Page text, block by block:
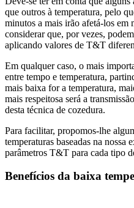
que outros à temperatura, pelo
minutos a mais irão afetá-los em
considerar que, por vezes,
aplicando valores de T&T
Em qualquer caso, o mais
entre tempo e temperatura,
mais baixa for a temperatura,
mais respeitosa será a
desta técnica de cozedura.
Para facilitar, propomos-lhe
temperaturas baseadas na nossa
parâmetros T&T para cada tipo
Benefícios da baixa